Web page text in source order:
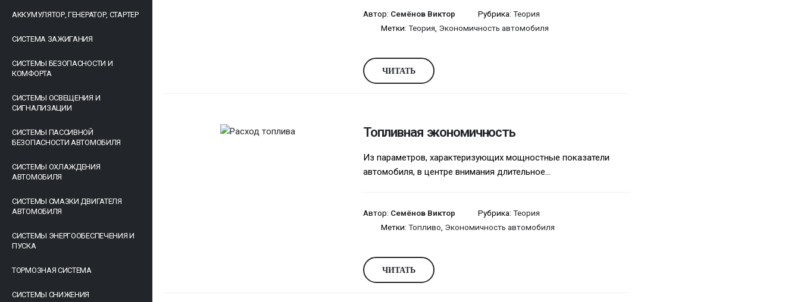
АККУМУЛЯТОР, ГЕНЕРАТОР, СТАРТЕР
СИСТЕМА ЗАЖИГАНИЯ
СИСТЕМЫ БЕЗОПАСНОСТИ И
КОМФОРТА
СИСТЕМЫ ОСВЕЩЕНИЯ И
СИГНАЛИЗАЦИИ
СИСТЕМЫ ПАССИВНОЙ
БЕЗОПАСНОСТИ АВТОМОБИЛЯ
СИСТЕМЫ ОХЛАЖДЕНИЯ
АВТОМОБИЛЯ
СИСТЕМЫ СМАЗКИ ДВИГАТЕЛЯ
АВТОМОБИЛЯ
СИСТЕМЫ ЭНЕРГООБЕСПЕЧЕНИЯ И
ПУСКА
ТОРМОЗНАЯ СИСТЕМА
СИСТЕМЫ СНИЖЕНИЯ
Автор: Семёнов Виктор Рубрика: Теория
Метки: Теория Экономичность автомобиля
ЧИТАТЬ
Топливная экономичность
Из параметров, характеризующих мощностные показатели
автомобиля, в центре внимания длительное...
Автор: Семёнов Виктор Рубрика: Теория
Метки: Топливо Экономичность автомобиля
ЧИТАТЬ